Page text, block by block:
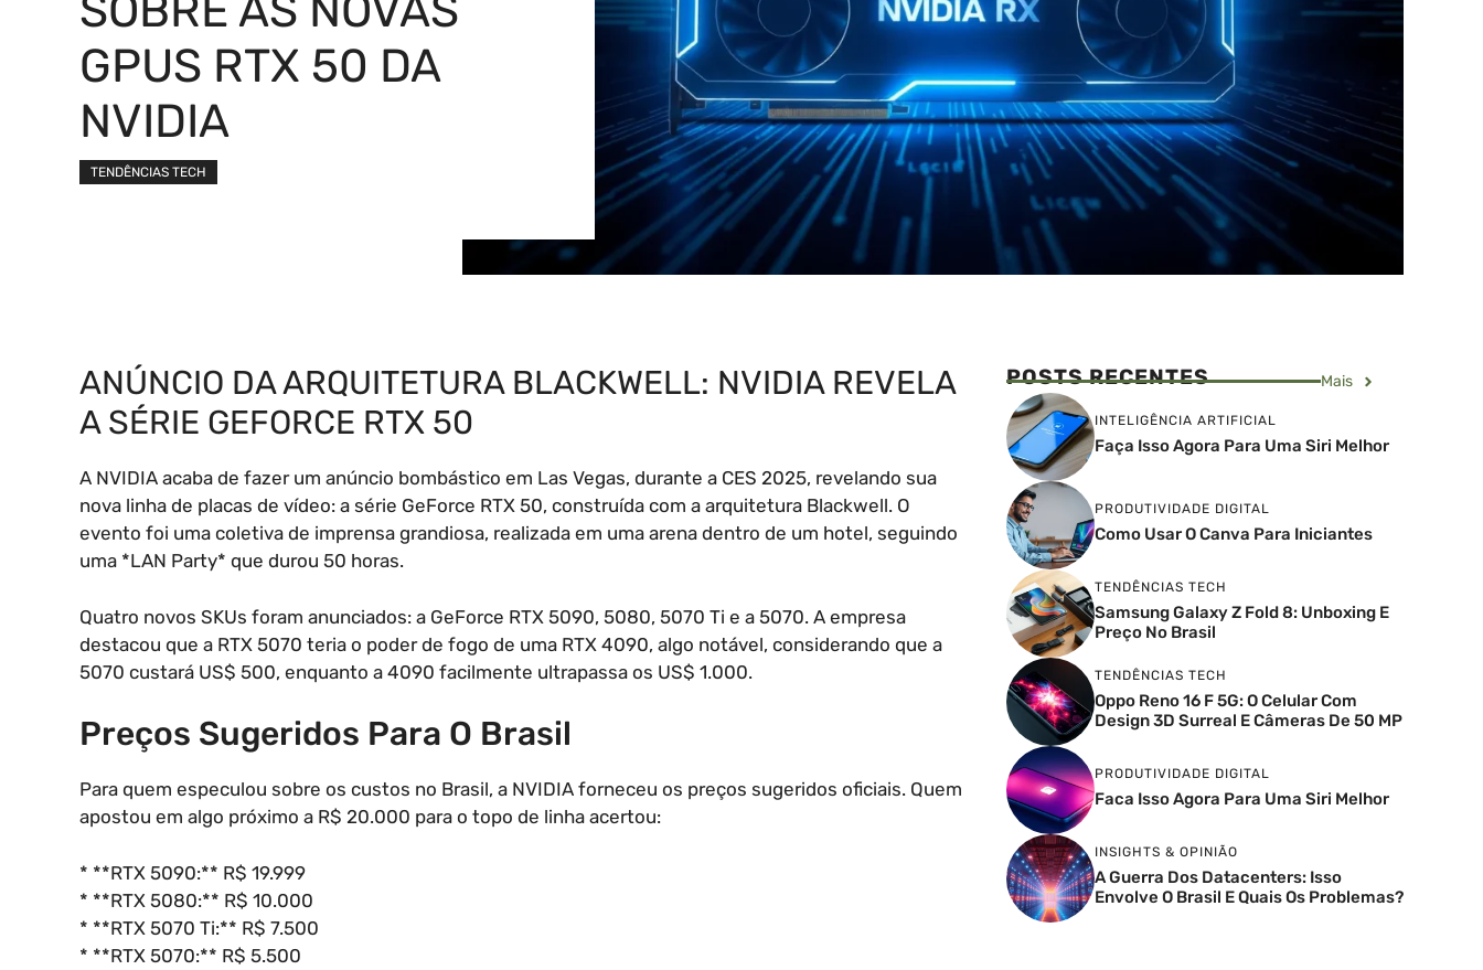
GPUS RTX 50 DA
NVIDIA
TENDÊNCIAS TECH
ANÚNCIO DA ARQUITETURA BLACKWELL: NVIDIA REVELA
A SÉRIE GEFORCE RTX 50
A NVIDIA acaba de fazer um anúncio bombástico em Las Vegas, durante a CES 2025, revelando sua
nova linha de placas de vídeo: a série GeForce RTX 50, construída com a arquitetura Blackwell. O
evento foi uma coletiva de imprensa grandiosa, realizada em uma arena dentro de um hotel, seguindo
uma *LAN Party* que durou 50 horas.
Quatro novos SKUs foram anunciados: a GeForce RTX 5090, 5080, 5070 Ti e a 5070. A empresa
destacou que a RTX 5070 teria o poder de fogo de uma RTX 4090, algo notável, considerando que a
5070 custará US$ 500, enquanto a 4090 facilmente ultrapassa os US$ 1.000.
Preços Sugeridos Para O Brasil
Para quem especulou sobre os custos no Brasil, a NVIDIA forneceu os preços sugeridos oficiais. Quem
apostou em algo próximo a R$ 20.000 para o topo de linha acertou:
* **RTX 5090:** R$ 19.999
* **RTX 5080:** R$ 10.000
* **RTX 5070 Ti:** R$ 7.500
* **RTX 5070:** R$ 5.500
POSTS RECENTES Mais
INTELIGÊNCIA ARTIFICIAL
Faça Isso Agora Para Uma Siri Melhor
PRODUTIVIDADE DIGITAL
Como Usar O Canva Para Iniciantes
TENDÊNCIAS TECH
Samsung Galaxy Z Fold 8: Unboxing E
Preço No Brasil
TENDÊNCIAS TECH
Oppo Reno 16 F 5G: O Celular Com
Design 3D Surreal E Câmeras De 50 MP
PRODUTIVIDADE DIGITAL
Faca Isso Agora Para Uma Siri Melhor
INSIGHTS & OPINIÃO
A Guerra Dos Datacenters: Isso
Envolve O Brasil E Quais Os Problemas?